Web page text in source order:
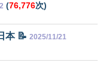
(76,776次)
本 📝 2025/11/21